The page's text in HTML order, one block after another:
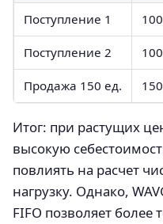
Поступление 1 100
Поступление 2 100
Продажа 150 ед. 150
Итог: при растущих
высокую
повлиять на расчет
нагрузку. Однако,
FIFO позволяет